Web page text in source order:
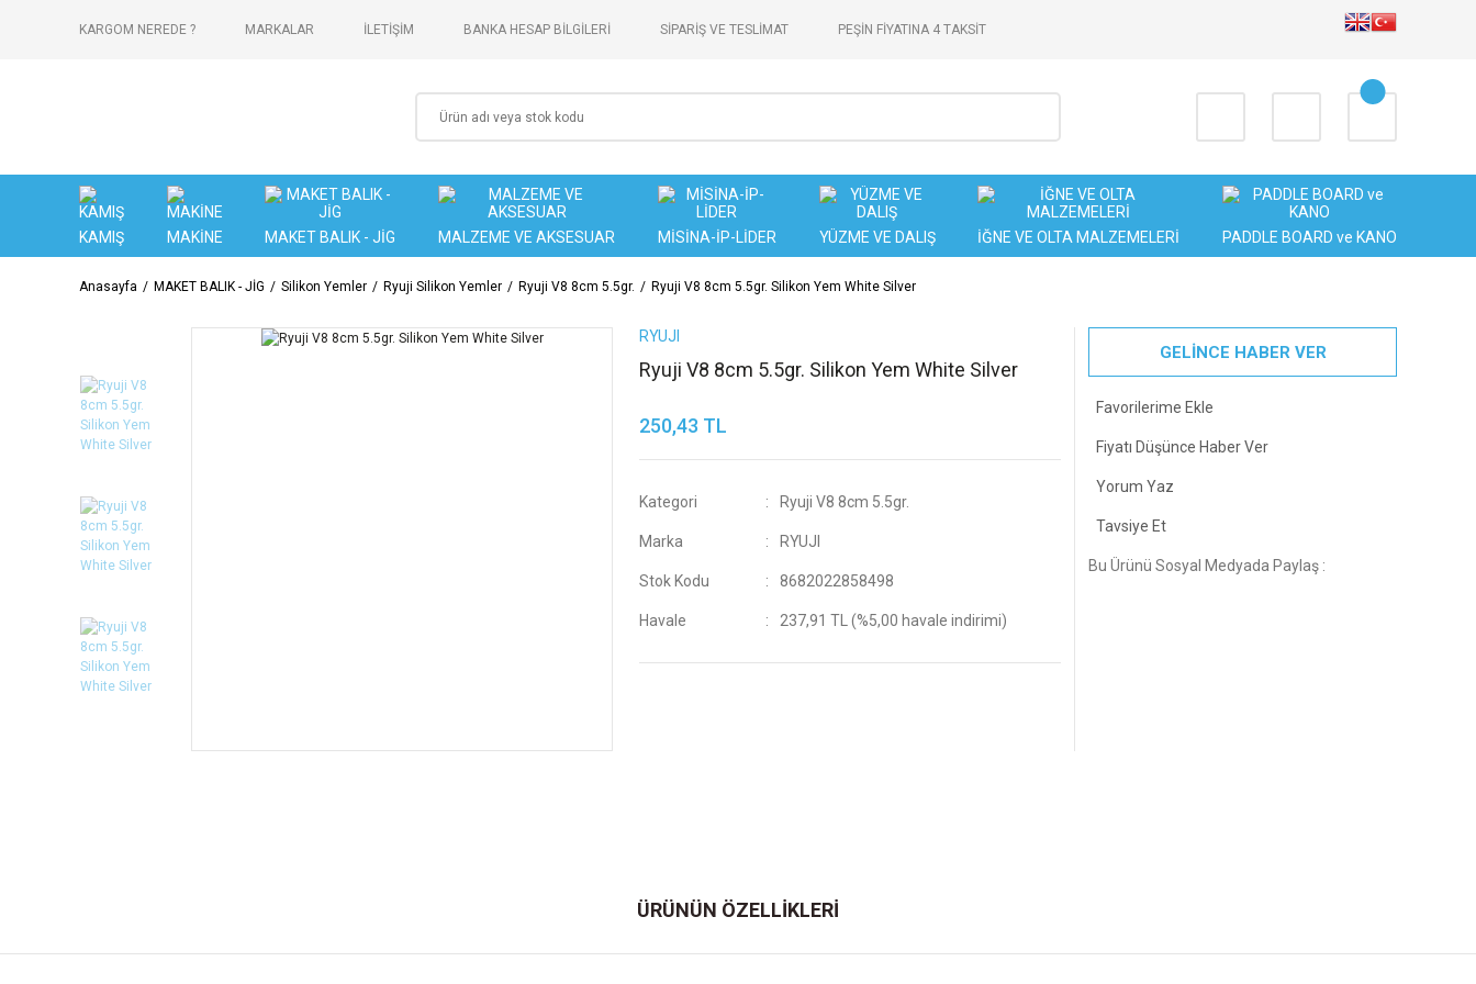
KARGOM NEREDE ? MARKALAR İLETİŞİM BANKA HESAP BİLGİLERİ SİPARİŞ VE TESLİMAT PEŞİN FİYATINA 4 TAKSİT
KAMIŞ MAKİNE MAKET BALIK - JİG MALZEME VE AKSESUAR MİSİNA-İP-LİDER YÜZME VE DALIŞ İĞNE VE OLTA MALZEMELERİ PADDLE BOARD ve KANO
Anasayfa MAKET BALIK - JİG Silikon Yemler Ryuji Silikon Yemler Ryuji V8 8cm 5.5gr. Ryuji V8 8cm 5.5gr. Silikon Yem White Silver
RYUJI
Ryuji V8 8cm 5.5gr. Silikon Yem White Silver
250,43 TL
Kategori Ryuji V8 8cm 5.5gr.
Marka RYUJI
Stok Kodu 8682022858498
Havale 237,91 TL (%5,00 havale indirimi)
GELİNCE HABER VER
Fiyatı Düşünce Haber Ver
Yorum Yaz
Tavsiye Et
Bu Ürünü Sosyal Medyada Paylaş :
ÜRÜNÜN ÖZELLİKLERİ